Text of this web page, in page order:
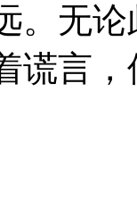
。无
谎言